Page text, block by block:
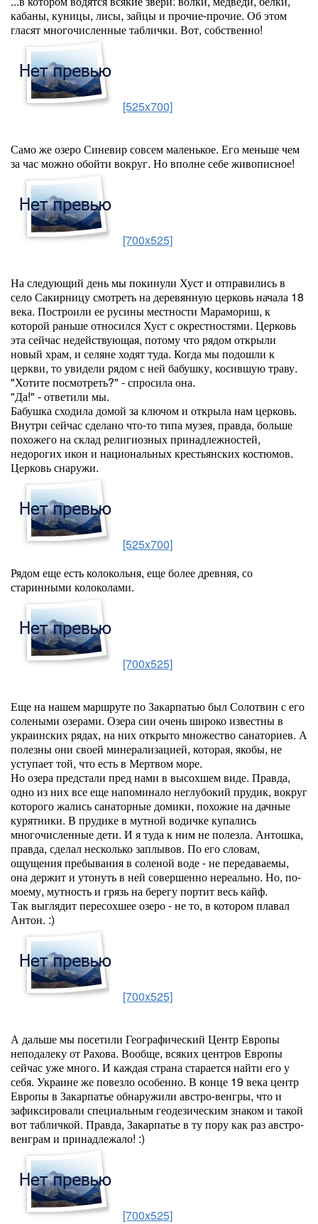
кабаны, куницы, лисы, зайцы и прочие-прочие. Об этом
гласят многочисленные таблички. Вот, собственно!
[525x700]
Само же озеро Синевир совсем маленькое. Его меньше чем
за час можно обойти вокруг. Но вполне себе живописное!
[700x525]
На следующий день мы покинули Хуст и отправились в
село Сакирницу смотреть на деревянную церковь начала 18
века. Построили ее русины местности Марамориш, к
которой раньше относился Хуст с окрестностями. Церковь
эта сейчас недействующая, потому что рядом открыли
новый храм, и селяне ходят туда. Когда мы подошли к
церкви, то увидели рядом с ней бабушку, косившую траву.
"Хотите посмотреть?" - спросила она.
"Да!" - ответили мы.
Бабушка сходила домой за ключом и открыла нам церковь.
Внутри сейчас сделано что-то типа музея, правда, больше
похожего на склад религиозных принадлежностей,
недорогих икон и национальных крестьянских костюмов.
Церковь снаружи.
[525x700]
Рядом еще есть колокольня, еще более древняя, со
старинными колоколами.
[700x525]
Еще на нашем маршруте по Закарпатью был Солотвин с его
солеными озерами. Озера сии очень широко известны в
украинских рядах, на них открыто множество санаториев. А
полезны они своей минерализацией, которая, якобы, не
уступает той, что есть в Мертвом море.
Но озера предстали пред нами в высохшем виде. Правда,
одно из них все еще напоминало неглубокий прудик, вокруг
которого жались санаторные домики, похожие на дачные
курятники. В прудике в мутной водичке купались
многочисленные дети. И я туда к ним не полезла. Антошка,
правда, сделал несколько заплывов. По его словам,
ощущения пребывания в соленой воде - не передаваемы,
она держит и утонуть в ней совершенно нереально. Но, по-
моему, мутность и грязь на берегу портит весь кайф.
Так выглядит пересохшее озеро - не то, в котором плавал
Антон. :)
[700x525]
А дальше мы посетили Географический Центр Европы
неподалеку от Рахова. Вообще, всяких центров Европы
сейчас уже много. И каждая страна старается найти его у
себя. Украине же повезло особенно. В конце 19 века центр
Европы в Закарпатье обнаружили австро-венгры, что и
зафиксировали специальным геодезическим знаком и такой
вот табличкой. Правда, Закарпатье в ту пору как раз австро-
венграм и принадлежало! :)
[700x525]